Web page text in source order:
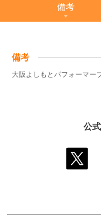
備考
備考
大阪よしもとパフォーマー
公